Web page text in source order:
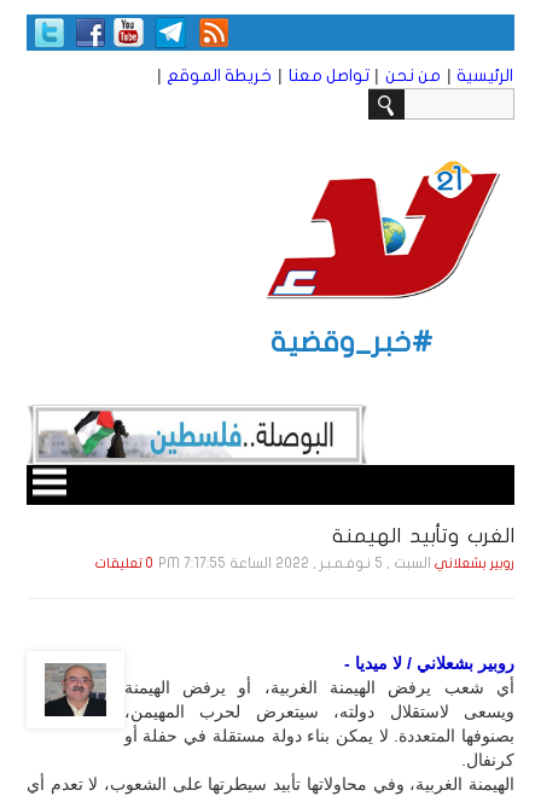
الرئيسية | من نحن | تواصل معنا | خريطة الموقع |
#خبر_وقضية
الغرب وتأبيد الهيمنة
روبير بشعلاني السبت , 5 نـوفـمـبـر , 2022 الساعة 7:17:55 PM 0 تعليقات
روبير بشعلاني / لا ميديا -
أي شعب يرفض الهيمنة الغربية، أو يرفض الهيمنة
ويسعى لاستقلال دولته، سيتعرض لحرب المهيمن،
بصنوفها المتعددة. لا يمكن بناء دولة مستقلة في حفلة أو
كرنفال.
الهيمنة الغربية، وفي محاولاتها تأبيد سيطرتها على الشعوب، لا تعدم أي